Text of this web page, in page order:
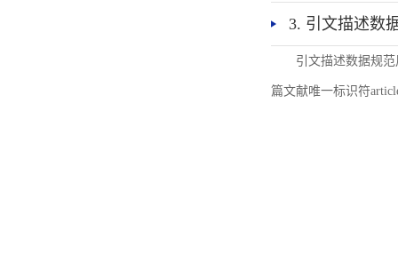
3. 引文描述数
引文描述数据规
篇文献唯一标识符